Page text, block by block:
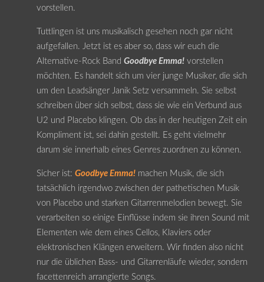
vorstellen.
Tuttlingen ist uns musikalisch gesehen noch gar nicht
aufgefallen. Jetzt ist es aber so, dass wir euch die
Alternative-Rock Band Goodbye Emma!vorstellen
möchten. Es handelt sich um vier junge Musiker, die sich
um den Leadsänger Janik Setz versammeln. Sie selbst
schreiben über sich selbst, dass sie wie ein Verbund aus
U2 und Placebo klingen. Ob das in der heutigen Zeit ein
Kompliment ist, sei dahin gestellt. Es geht vielmehr
darum sie innerhalb eines Genres zuordnen zu können.
Sicher ist: Goodbye Emma! machen Musik, die sich
tatsächlich irgendwo zwischen der pathetischen Musik
von Placebo und starken Gitarrenmelodien bewegt. Sie
verarbeiten so einige Einflüsse indem sie ihren Sound mit
Elementen wie dem eines Cellos, Klaviers oder
elektronischen Klängen erweitern. Wir finden also nicht
nur die üblichen Bass- und Gitarrenläufe wieder, sondern
facettenreich arrangierte Songs.